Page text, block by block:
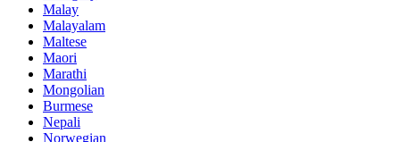
Malay
Malayalam
Maltese
Maori
Marathi
Mongolian
Burmese
Nepali
Norwegian